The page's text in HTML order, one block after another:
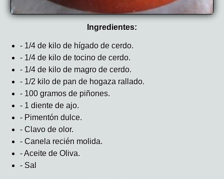
Ingredientes:
- 1/4 de kilo de hígado de cerdo.
- 1/4 de kilo de tocino de cerdo.
- 1/4 de kilo de magro de cerdo.
- 1/2 kilo de pan de hogaza rallado.
- 100 gramos de piñones.
- 1 diente de ajo.
- Pimentón dulce.
- Clavo de olor.
- Canela recién molida.
- Aceite de Oliva.
- Sal